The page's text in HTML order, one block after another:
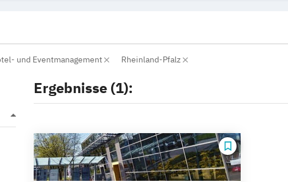
und Eventmanagement Rheinland-Pfalz
Ergebnisse (1):